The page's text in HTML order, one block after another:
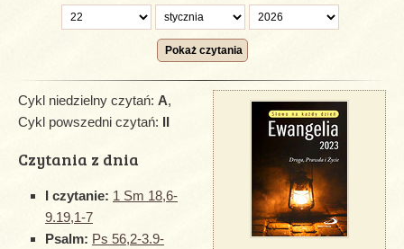
Cykl niedzielny czytań: A,
Cykl powszedni czytań: II
Czytania z dnia
I czytanie: 1 Sm 18,6-
9.19,1-7
Psalm: Ps 56,2-3.9-